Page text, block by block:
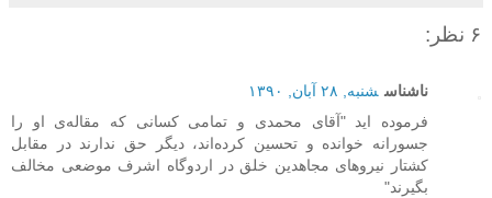
۶ نظر:
ناشناس شنبه, ۲۸ آبان, ۱۳۹۰
فرموده اید "آقای محمدی و تمامی کسانی که مقاله‌ی او را
جسورانه خوانده و تحسین کرده‌اند، دیگر حق ندارند در مقابل
کشتار نیروهای مجاهدین خلق در اردوگاه اشرف موضعی مخالف
بگیرند"